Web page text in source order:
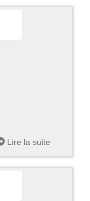
Lire la suite